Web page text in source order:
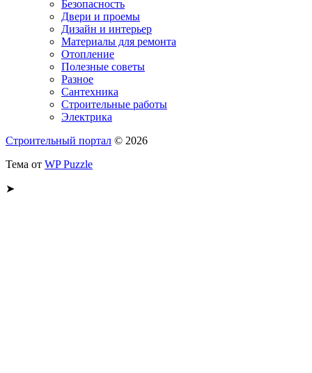
Безопасность
Двери и проемы
Дизайн и интерьер
Материалы для ремонта
Отопление
Полезные советы
Разное
Сантехника
Строительные работы
Электрика
Строительный портал © 2026
Тема от WP Puzzle
➤